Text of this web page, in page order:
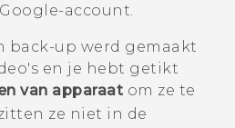
Google-account.
back-up werd gemaakt
en je hebt getikt
van apparaat om ze te
ze niet in de